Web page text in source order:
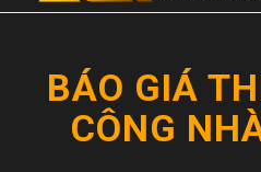
BÁO GIÁ
CÔNG